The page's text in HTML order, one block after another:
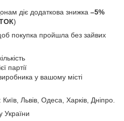
діє додаткова знижка –5%
)
покупка пройшла без зайвих
партії
у вашому місті
: Київ, Львів, Одеса, Харків, Дніпро.
України